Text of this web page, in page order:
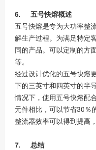
6. 五号快熔概述
五号快熔是专为大功率整
解生产过程。为满足特定
同的产品。可以定制的方
等。
经过设计优化的五号快熔
下的三英寸和四英寸的半
情况下，使用五号快熔配
元件相比，可以节省30％
整流器效率可以得到提高
7. 总结